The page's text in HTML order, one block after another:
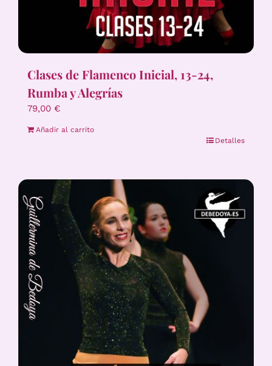
Clases de Flamenco Inicial, 13-24,
Rumba y Alegrías
79,00 €
Añadir al carrito
Detalles